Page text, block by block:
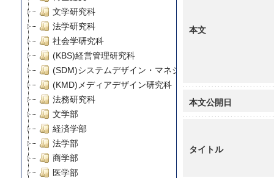
文学研究科
法学研究科
社会学研究科
(KBS)経営管理研究科
(SDM)システムデザイン・マネジメント研究科
(KMD)メディアデザイン研究科
法務研究科
文学部
経済学部
法学部
商学部
医学部
本文
本文公開日
タイトル